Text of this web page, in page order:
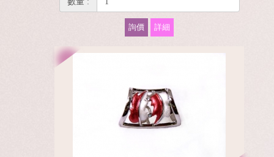
詢價 詳細